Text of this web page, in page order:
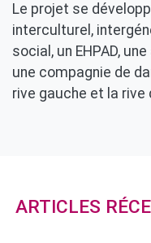
Le projet se
interculturel,
social, un EHPAD,
une compagnie de
rive gauche et la
ARTICLES